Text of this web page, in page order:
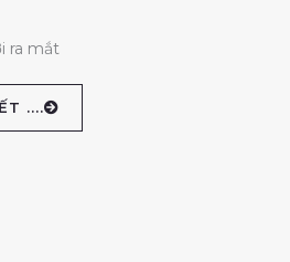
ra mắt
....